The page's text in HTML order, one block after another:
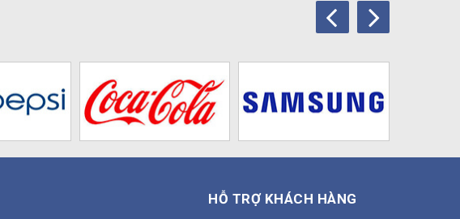
HỖ TRỢ KHÁCH HÀNG